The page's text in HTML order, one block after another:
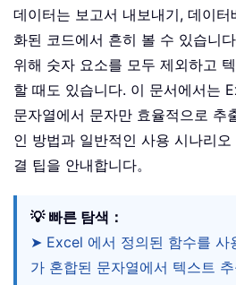
데이터는 보고서 내보내기, 데이
화된 코드에서 흔히 볼 수 있습니
위해 숫자 요소를 모두 제외하고
할 때도 있습니다. 이 문서에서는
문자열에서 문자만 효율적으로 추
인 방법과 일반적인 사용 시나리
결 팁을 안내합니다。
💡 빠른 탐색：
➤ Excel 에서 정의된 함수를 사
가 혼합된 문자열에서 텍스트